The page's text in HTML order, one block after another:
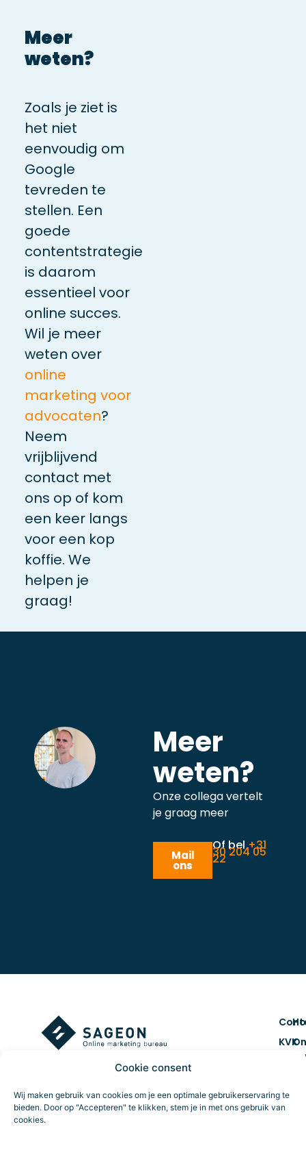
Cookie consent
Wij maken gebruik van cookies om je een optimale gebruikerservaring te
bieden. Door op "Accepteren" te klikken, stem je in met ons gebruik van
cookies.
Meer
weten?
Zoals je ziet is
het niet
eenvoudig om
Google
tevreden te
stellen. Een
goede
contentstrategie
is daarom
essentieel voor
online succes.
Wil je meer
weten over
online
marketing voor
advocaten?
Neem
vrijblijvend
contact met
ons op of kom
een keer langs
voor een kop
koffie. We
helpen je
graag!
Meer
weten?
Onze collega vertelt
je graag meer
Mail
ons
Of bel+31
30 204 05
22
KVK
BTW